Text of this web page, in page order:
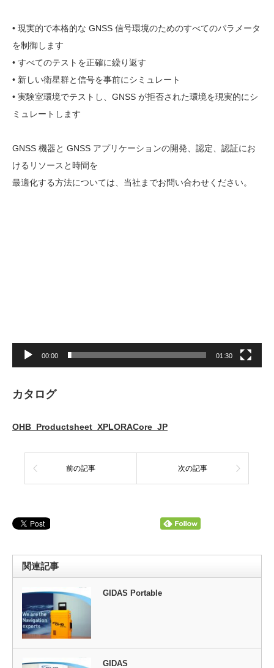
• 現実的で本格的な GNSS 信号環境のためのすべてのパラメータ
を制御します
• すべてのテストを正確に繰り返す
• 新しい衛星群と信号を事前にシミュレート
• 実験室環境でテストし、GNSS が拒否された環境を現実的にシ
ミュレートします
GNSS 機器と GNSS アプリケーションの開発、認定、認証にお
けるリソースと時間を
最適化する方法については、当社までお問い合わせください。
00:00 01:30
カタログ
OHB_Productsheet_XPLORACore_JP
前の記事 次の記事
関連記事
GIDAS Portable
GIDAS